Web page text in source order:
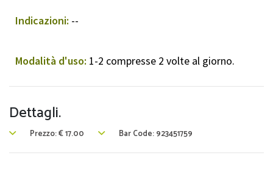
Indicazioni: --
Modalità d'uso: 1-2 compresse 2 volte al giorno.
Dettagli.
Prezzo:€17.00 Bar Code: 923451759